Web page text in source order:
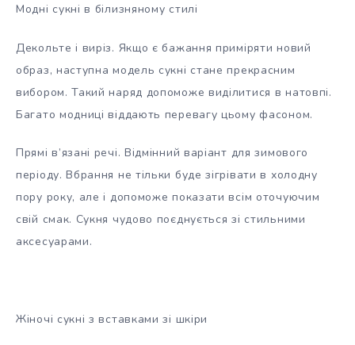
Модні сукні в білизняному стилі
Декольте і виріз. Якщо є бажання приміряти новий
образ, наступна модель сукні стане прекрасним
вибором. Такий наряд допоможе виділитися в натовпі.
Багато модниці віддають перевагу цьому фасоном.
Прямі в’язані речі. Відмінний варіант для зимового
періоду. Вбрання не тільки буде зігрівати в холодну
пору року, але і допоможе показати всім оточуючим
свій смак. Сукня чудово поєднується зі стильними
аксесуарами.
Жіночі сукні з вставками зі шкіри